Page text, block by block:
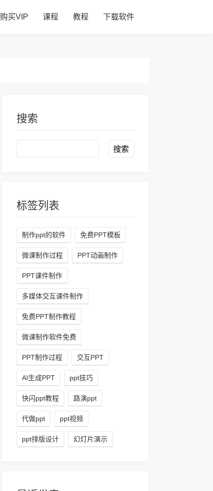
购买VIP 课程 教程 下载软件
搜索
Search
标签列表
制作ppt的软件 免费PPT模板
微课制作过程 PPT动画制作
PPT课件制作
多媒体交互课件制作
免费PPT制作教程
微课制作软件免费
PPT制作过程 交互PPT
AI生成PPT ppt技巧
快闪ppt教程 路演ppt
代做ppt ppt视频
ppt排版设计 幻灯片演示